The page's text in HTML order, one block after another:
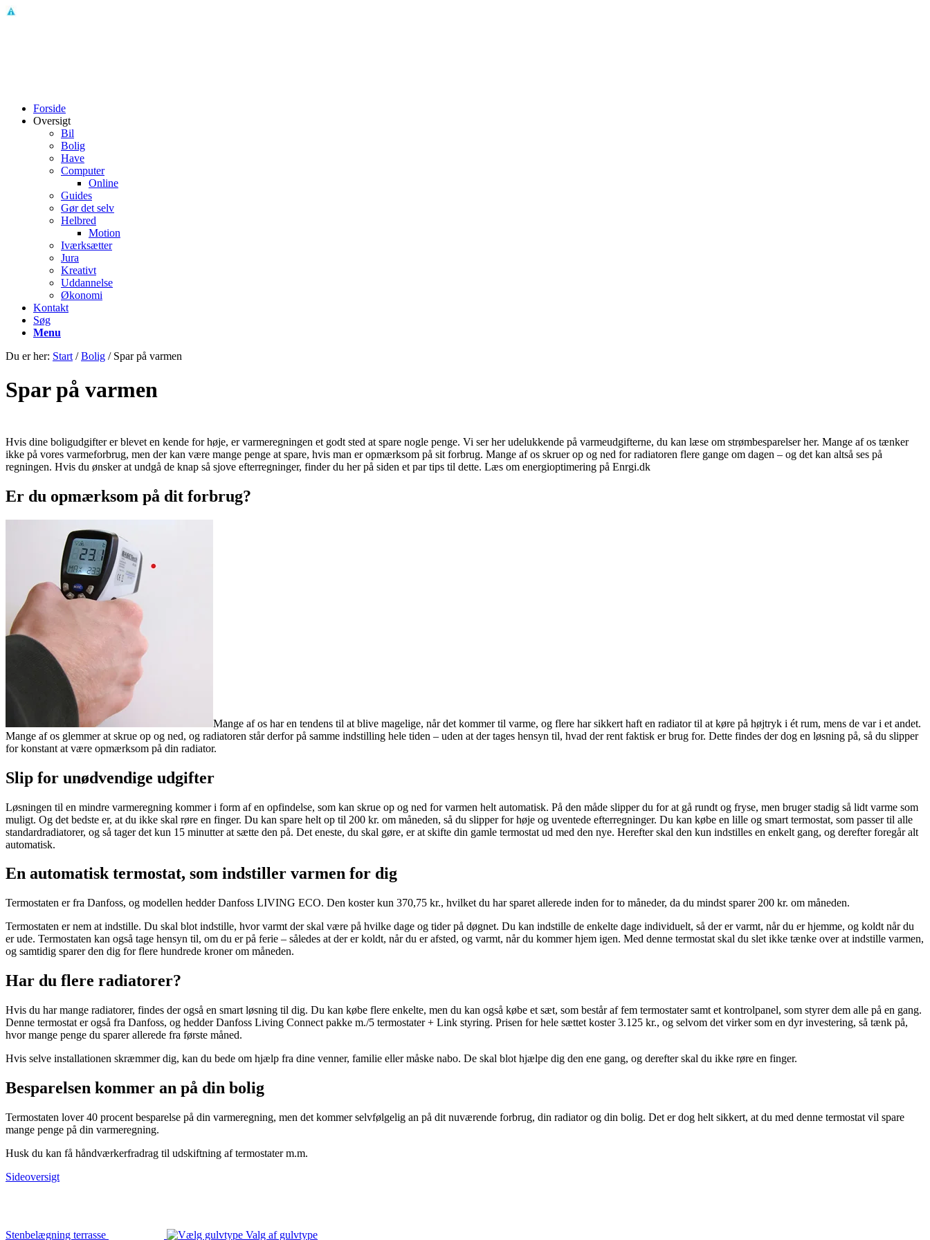
Forside
Oversigt
Bil
Bolig
Have
Computer
Online
Guides
Gør det selv
Helbred
Motion
Iværksætter
Jura
Kreativt
Uddannelse
Økonomi
Kontakt
Søg
Menu
Du er her: Start / Bolig / Spar på varmen
Spar på varmen
Hvis dine boligudgifter er blevet en kende for høje, er varmeregningen et godt sted at spare nogle penge. Vi ser her udelukkende på varmeudgifterne, du kan læse om strømbesparelser her. Mange af os tænker
ikke på vores varmeforbrug, men der kan være mange penge at spare, hvis man er opmærksom på sit forbrug. Mange af os skruer op og ned for radiatoren flere gange om dagen – og det kan altså ses på
regningen. Hvis du ønsker at undgå de knap så sjove efterregninger, finder du her på siden et par tips til dette. Læs om energioptimering på Enrgi.dk
Er du opmærksom på dit forbrug?
Mange af os har en tendens til at blive magelige, når det kommer til varme, og flere har sikkert haft en radiator til at køre på højtryk i ét rum, mens de var i et andet.
Mange af os glemmer at skrue op og ned, og radiatoren står derfor på samme indstilling hele tiden – uden at der tages hensyn til, hvad der rent faktisk er brug for. Dette findes der dog en løsning på, så du slipper
for konstant at være opmærksom på din radiator.
Slip for unødvendige udgifter
Løsningen til en mindre varmeregning kommer i form af en opfindelse, som kan skrue op og ned for varmen helt automatisk. På den måde slipper du for at gå rundt og fryse, men bruger stadig så lidt varme som
muligt. Og det bedste er, at du ikke skal røre en finger. Du kan spare helt op til 200 kr. om måneden, så du slipper for høje og uventede efterregninger. Du kan købe en lille og smart termostat, som passer til alle
standardradiatorer, og så tager det kun 15 minutter at sætte den på. Det eneste, du skal gøre, er at skifte din gamle termostat ud med den nye. Herefter skal den kun indstilles en enkelt gang, og derefter foregår alt
automatisk.
En automatisk termostat, som indstiller varmen for dig
Termostaten er fra Danfoss, og modellen hedder Danfoss LIVING ECO. Den koster kun 370,75 kr., hvilket du har sparet allerede inden for to måneder, da du mindst sparer 200 kr. om måneden.
Termostaten er nem at indstille. Du skal blot indstille, hvor varmt der skal være på hvilke dage og tider på døgnet. Du kan indstille de enkelte dage individuelt, så der er varmt, når du er hjemme, og koldt når du
er ude. Termostaten kan også tage hensyn til, om du er på ferie – således at der er koldt, når du er afsted, og varmt, når du kommer hjem igen. Med denne termostat skal du slet ikke tænke over at indstille varmen,
og samtidig sparer den dig for flere hundrede kroner om måneden.
Har du flere radiatorer?
Hvis du har mange radiatorer, findes der også en smart løsning til dig. Du kan købe flere enkelte, men du kan også købe et sæt, som består af fem termostater samt et kontrolpanel, som styrer dem alle på en gang.
Denne termostat er også fra Danfoss, og hedder Danfoss Living Connect pakke m./5 termostater + Link styring. Prisen for hele sættet koster 3.125 kr., og selvom det virker som en dyr investering, så tænk på,
hvor mange penge du sparer allerede fra første måned.
Hvis selve installationen skræmmer dig, kan du bede om hjælp fra dine venner, familie eller måske nabo. De skal blot hjælpe dig den ene gang, og derefter skal du ikke røre en finger.
Besparelsen kommer an på din bolig
Termostaten lover 40 procent besparelse på din varmeregning, men det kommer selvfølgelig an på dit nuværende forbrug, din radiator og din bolig. Det er dog helt sikkert, at du med denne termostat vil spare
mange penge på din varmeregning.
Husk du kan få håndværkerfradrag til udskiftning af termostater m.m.
Sideoversigt
Stenbelægning terrasse Valg af gulvtype